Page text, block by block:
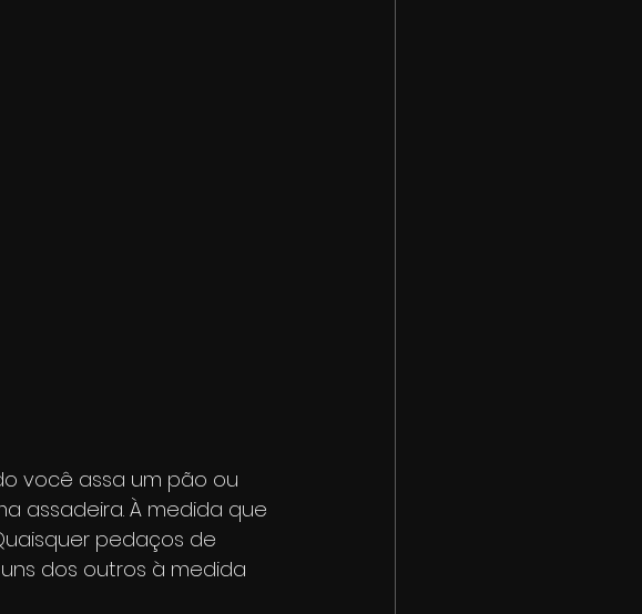
você assa um pão ou
assadeira. À medida que
pedaços de
dos outros à medida